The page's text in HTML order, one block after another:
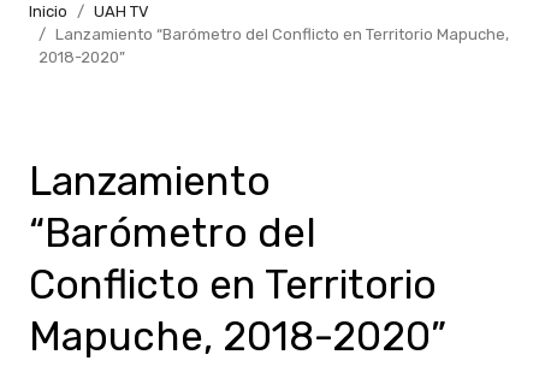
Inicio
UAH TV
Lanzamiento “Barómetro del Conflicto en Territorio Mapuche,
2018-2020”
Lanzamiento
“Barómetro del
Conflicto en Territorio
Mapuche, 2018-2020”